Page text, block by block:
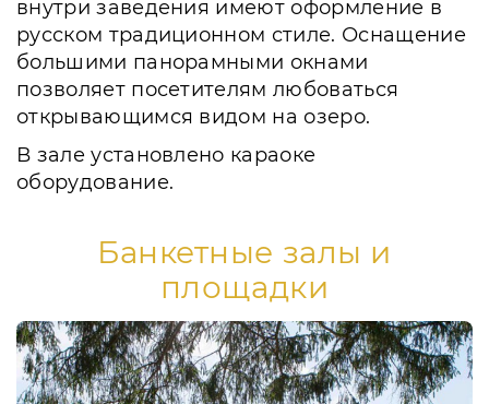
внутри заведения имеют оформление в
русском традиционном стиле. Оснащение
большими панорамными окнами
позволяет посетителям любоваться
открывающимся видом на озеро.
В зале установлено караоке
оборудование.
Банкетные залы и
площадки